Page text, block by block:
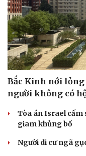
Bắc Kinh nới
người không có
Tòa án Israel cấm
giam khủng bố
Người di cư ngã